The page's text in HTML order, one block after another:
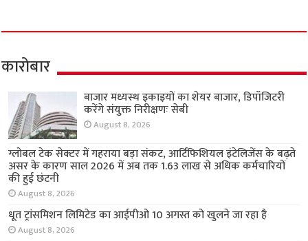
कारोबार
बाजार मध्यस्थ इकाइयों का शेयर बाजार, डिपॉजिटरी
करेंगे संयुक्त निरीक्षणः सेबी
August 8, 2026
ग्लोबल टेक सेक्टर में गहराया बड़ा संकट, आर्टिफिशियल इंटेलिजेंस के बढ़ते
असर के कारण साल 2026 में अब तक 1.63 लाख से अधिक कर्मचारियों
की हुई छंटनी
August 8, 2026
धूत ट्रांसमिशन लिमिटेड का आईपीओ 10 अगस्त को खुलने जा रहा है
August 8, 2026